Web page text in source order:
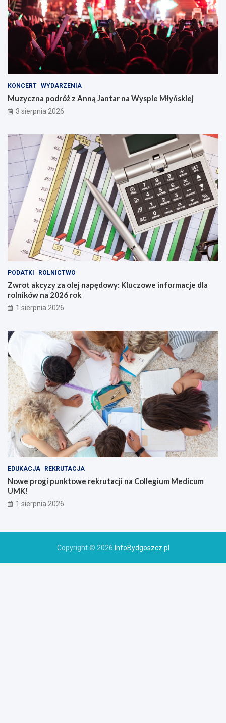
KONCERT WYDARZENIA
Muzyczna podróż z Anną Jantar na Wyspie Młyńskiej
3 sierpnia 2026
PODATKI ROLNICTWO
Zwrot akcyzy za olej napędowy: Kluczowe informacje dla
rolników na 2026 rok
1 sierpnia 2026
EDUKACJA REKRUTACJA
Nowe progi punktowe rekrutacji na Collegium Medicum
UMK!
1 sierpnia 2026
Copyright © 2026 InfoBydgoszcz.pl